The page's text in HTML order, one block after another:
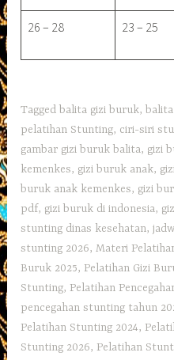
26 – 28 23 – 25
Tagged balita gizi buruk,
pelatihan Stunting, ciri-siri
gambar gizi buruk balita, gizi
kemenkes, gizi buruk anak,
buruk anak kemenkes, gizi
pdf, gizi buruk di indonesia,
stunting dinas kesehatan,
stunting 2026,Materi
Buruk 2025, Pelatihan Gizi
Stunting, Pelatihan
pencegahan stunting tahun
Pelatihan Stunting 2024,
Stunting 2026, Pelatihan